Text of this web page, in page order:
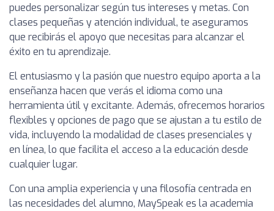
puedes personalizar según tus intereses y metas. Con
clases pequeñas y atención individual, te aseguramos
que recibirás el apoyo que necesitas para alcanzar el
éxito en tu aprendizaje.
El entusiasmo y la pasión que nuestro equipo aporta a la
enseñanza hacen que verás el idioma como una
herramienta útil y excitante. Además, ofrecemos horarios
flexibles y opciones de pago que se ajustan a tu estilo de
vida, incluyendo la modalidad de clases presenciales y
en línea, lo que facilita el acceso a la educación desde
cualquier lugar.
Con una amplia experiencia y una filosofía centrada en
las necesidades del alumno, MaySpeak es la academia